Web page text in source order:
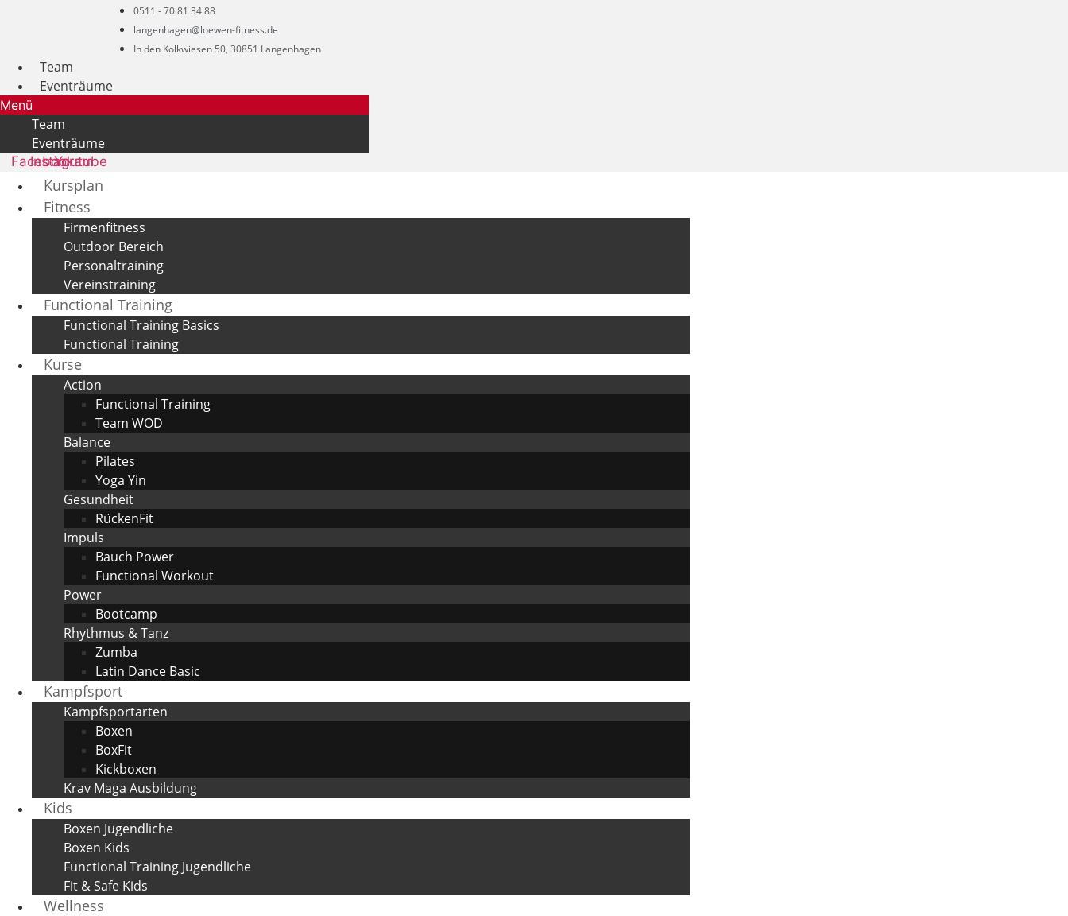
0511 - 70 81 34 88
langenhagen@loewen-fitness.de
In den Kolkwiesen 50, 30851 Langenhagen
Team
Eventräume
Menü
Team
Eventräume
Facebook
Instagram
Youtube
Kursplan
Fitness
Firmenfitness
Outdoor Bereich
Personaltraining
Vereinstraining
Functional Training
Functional Training Basics
Functional Training
Kurse
Action
Functional Training
Team WOD
Balance
Pilates
Yoga Yin
Gesundheit
RückenFit
Impuls
Bauch Power
Functional Workout
Power
Bootcamp
Rhythmus & Tanz
Zumba
Latin Dance Basic
Kampfsport
Kampfsportarten
Boxen
BoxFit
Kickboxen
Krav Maga Ausbildung
Kids
Boxen Jugendliche
Boxen Kids
Functional Training Jugendliche
Fit & Safe Kids
Wellness